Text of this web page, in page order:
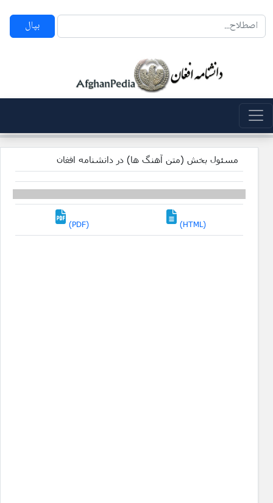
بپال
مسئول بخش (متن آهنگ ها) در دانشنامه افغان
(PDF) (HTML)